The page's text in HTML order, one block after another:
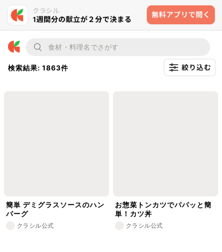
検索結果: 1863件
簡単 デミグラスソースのハン
バーグ
クラシル公式
お惣菜トンカツでパパッと簡
単！カツ丼
クラシル公式